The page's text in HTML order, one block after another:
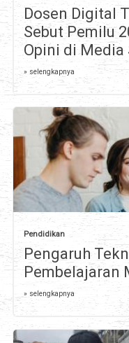
Dosen Digital
Sebut Pemilu
Opini di Media
» selengkapnya
Pendidikan
Pengaruh
Pembelajaran
» selengkapnya